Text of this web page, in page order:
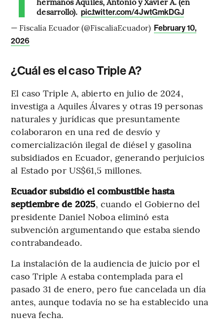
desarrollo). pic.twitter.com/4JwtGmkDGJ
— Fiscalía Ecuador (@FiscaliaEcuador) February 10,
2026
¿Cuál es el caso Triple A?
El caso Triple A, abierto en julio de 2024,
investiga a Aquiles Álvares y otras 19 personas
naturales y jurídicas que presuntamente
colaboraron en una red de desvío y
comercialización ilegal de diésel y gasolina
subsidiados en Ecuador, generando perjuicios
al Estado por US$61,5 millones.
Ecuador subsidió el combustible hasta
septiembre de 2025, cuando el Gobierno del
presidente Daniel Noboa eliminó esta
subvención argumentando que estaba siendo
contrabandeado.
La instalación de la audiencia de juicio por el
caso Triple A estaba contemplada para el
pasado 31 de enero, pero fue cancelada un día
antes, aunque todavía no se ha establecido una
nueva fecha.